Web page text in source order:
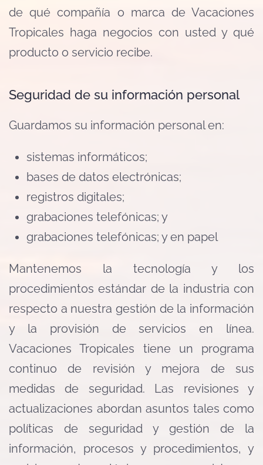
de qué compañía o marca de Vacaciones
Tropicales haga negocios con usted y qué
producto o servicio recibe.
Seguridad de su información personal
Guardamos su información personal en:
sistemas informáticos;
bases de datos electrónicas;
registros digitales;
grabaciones telefónicas; y
grabaciones telefónicas; y en papel
Mantenemos la tecnología y los
procedimientos estándar de la industria con
respecto a nuestra gestión de la información
y la provisión de servicios en línea.
Vacaciones Tropicales tiene un programa
continuo de revisión y mejora de sus
medidas de seguridad. Las revisiones y
actualizaciones abordan asuntos tales como
políticas de seguridad y gestión de la
información, procesos y procedimientos, y